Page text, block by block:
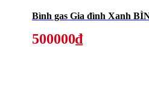
Bình gas Gia đình Xanh
500000₫